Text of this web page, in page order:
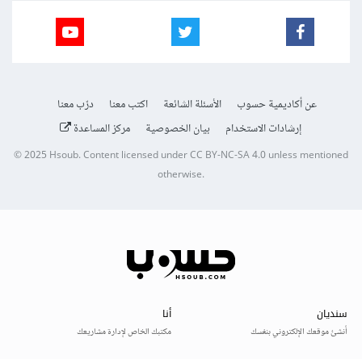
عن أكاديمية حسوب الأسئلة الشائعة اكتب معنا
درّب معنا
إرشادات الاستخدام
بيان الخصوصية مركز المساعدة
© 2025Hsoub.Content licensed underCC BY-NC-SA 4.0unless mentioned
otherwise.